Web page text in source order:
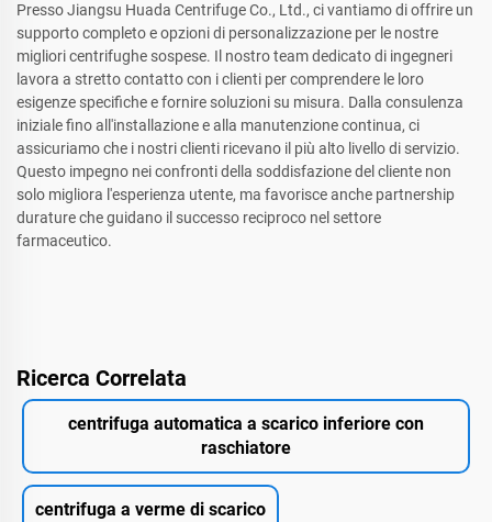
Presso Jiangsu Huada Centrifuge Co., Ltd., ci vantiamo di offrire un
supporto completo e opzioni di personalizzazione per le nostre
migliori centrifughe sospese. Il nostro team dedicato di ingegneri
lavora a stretto contatto con i clienti per comprendere le loro
esigenze specifiche e fornire soluzioni su misura. Dalla consulenza
iniziale fino all'installazione e alla manutenzione continua, ci
assicuriamo che i nostri clienti ricevano il più alto livello di servizio.
Questo impegno nei confronti della soddisfazione del cliente non
solo migliora l'esperienza utente, ma favorisce anche partnership
durature che guidano il successo reciproco nel settore
farmaceutico.
Ricerca Correlata
centrifuga automatica a scarico inferiore con
raschiatore
centrifuga a verme di scarico